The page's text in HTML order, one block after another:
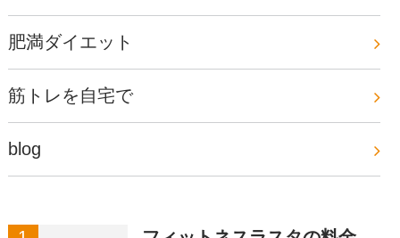
肥満ダイエット
筋トレを自宅で
blog